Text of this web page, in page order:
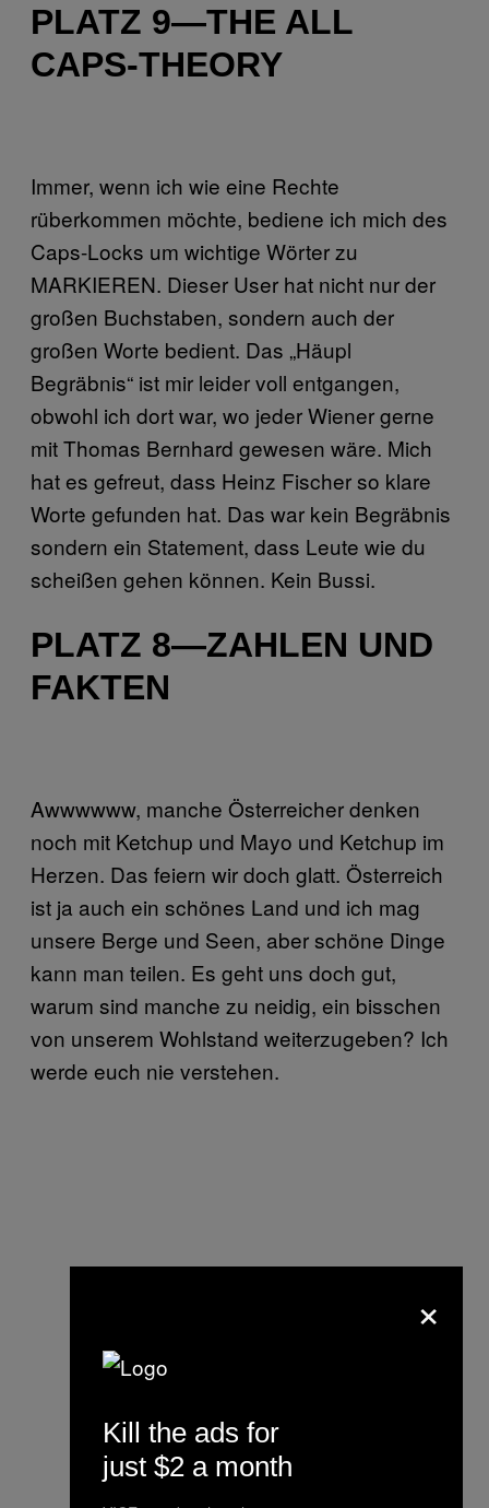
PLATZ 9—THE ALL
CAPS-THEORY
Immer, wenn ich wie eine Rechte
rüberkommen möchte, bediene ich mich des
Caps-Locks um wichtige Wörter zu
MARKIEREN. Dieser User hat nicht nur der
großen Buchstaben, sondern auch der
großen Worte bedient. Das „Häupl
Begräbnis“ ist mir leider voll entgangen,
obwohl ich dort war, wo jeder Wiener gerne
mit Thomas Bernhard gewesen wäre. Mich
hat es gefreut, dass Heinz Fischer so klare
Worte gefunden hat. Das war kein Begräbnis
sondern ein Statement, dass Leute wie du
scheißen gehen können. Kein Bussi.
PLATZ 8—ZAHLEN UND
FAKTEN
Awwwwww, manche Österreicher denken
noch mit Ketchup und Mayo und Ketchup im
Herzen. Das feiern wir doch glatt. Österreich
ist ja auch ein schönes Land und ich mag
unsere Berge und Seen, aber schöne Dinge
kann man teilen. Es geht uns doch gut,
warum sind manche zu neidig, ein bisschen
von unserem Wohlstand weiterzugeben? Ich
werde euch nie verstehen.
×
Kill the ads for
just $2 a month